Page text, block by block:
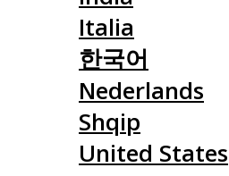
Italia
한국어
Nederlands
Shqip
United States